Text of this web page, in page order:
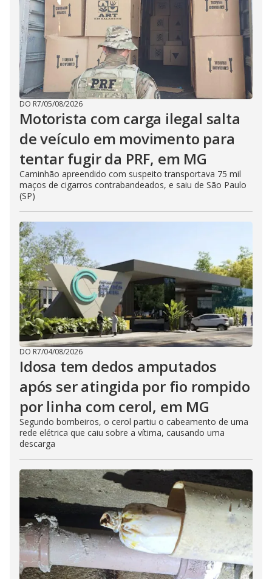
DO R7/05/08/2026
Motorista com carga ilegal salta
de veículo em movimento para
tentar fugir da PRF, em MG
Caminhão apreendido com suspeito transportava 75 mil
maços de cigarros contrabandeados, e saiu de São Paulo
(SP)
DO R7/04/08/2026
Idosa tem dedos amputados
após ser atingida por fio rompido
por linha com cerol, em MG
Segundo bombeiros, o cerol partiu o cabeamento de uma
rede elétrica que caiu sobre a vítima, causando uma
descarga